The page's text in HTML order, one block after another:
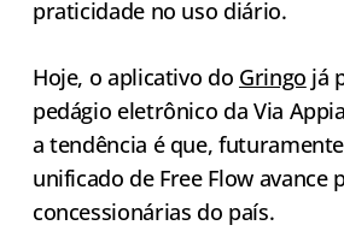
praticidade no uso diário.
Hoje, o aplicativo do Gringo já
pedágio eletrônico da Via
a tendência é que,
unificado de Free Flow avance
concessionárias do país.